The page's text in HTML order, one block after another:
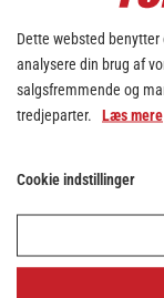
Dette websted benytter
analysere din brug af
salgsfremmende og
tredjeparter. Læs mere
Cookie indstillinger